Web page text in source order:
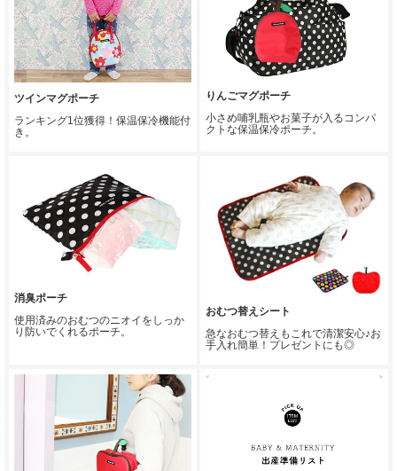
ツインマグポーチ
ランキング1位獲得！保温保冷機能付
き。
りんごマグポーチ
小さめ哺乳瓶やお菓子が入るコンパ
クトな保温保冷ポーチ。
消臭ポーチ
使用済みのおむつのニオイをしっか
り防いでくれるポーチ。
おむつ替えシート
急なおむつ替えもこれで清潔安心♪お
手入れ簡単！プレゼントにも◎